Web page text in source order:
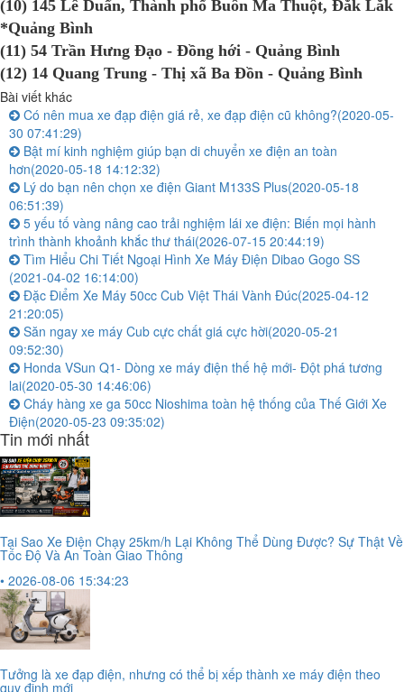
(10) 145 Lê Duẩn, Thành phố Buôn Ma Thuột, Đắk Lắk
*Quảng Bình
(11) 54 Trần Hưng Đạo - Đồng hới - Quảng Bình
(12) 14 Quang Trung - Thị xã Ba Đồn - Quảng Bình
Bài viết khác
Có nên mua xe đạp điện giá rẻ, xe đạp điện cũ không?(2020-05-
30 07:41:29)
Bật mí kinh nghiệm giúp bạn di chuyển xe điện an toàn
hơn(2020-05-18 14:12:32)
Lý do bạn nên chọn xe điện Giant M133S Plus(2020-05-18
06:51:39)
5 yếu tố vàng nâng cao trải nghiệm lái xe điện: Biến mọi hành
trình thành khoảnh khắc thư thái(2026-07-15 20:44:19)
Tìm Hiểu Chi Tiết Ngoại Hình Xe Máy Điện Dibao Gogo SS
(2021-04-02 16:14:00)
Đặc Điểm Xe Máy 50cc Cub Việt Thái Vành Đúc(2025-04-12
21:20:05)
Săn ngay xe máy Cub cực chất giá cực hời(2020-05-21
09:52:30)
Honda VSun Q1- Dòng xe máy điện thế hệ mới- Đột phá tương
lai(2020-05-30 14:46:06)
Cháy hàng xe ga 50cc Nioshima toàn hệ thống của Thế Giới Xe
Điện(2020-05-23 09:35:02)
Tin mới nhất
Tại Sao Xe Điện Chạy 25km/h Lại Không Thể Dùng Được? Sự Thật Về
Tốc Độ Và An Toàn Giao Thông
• 2026-08-06 15:34:23
Tưởng là xe đạp điện, nhưng có thể bị xếp thành xe máy điện theo
quy định mới